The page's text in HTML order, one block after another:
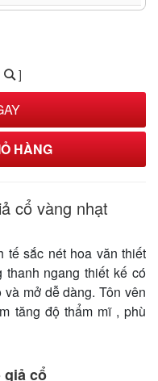
]
HÀNG
cổ vàng nhạt
tế sắc nét hoa văn thiết
ngang thiết kế có
mở dễ dàng. Tôn vên
tăng độ thẩm mĩ , phù
giả cổ